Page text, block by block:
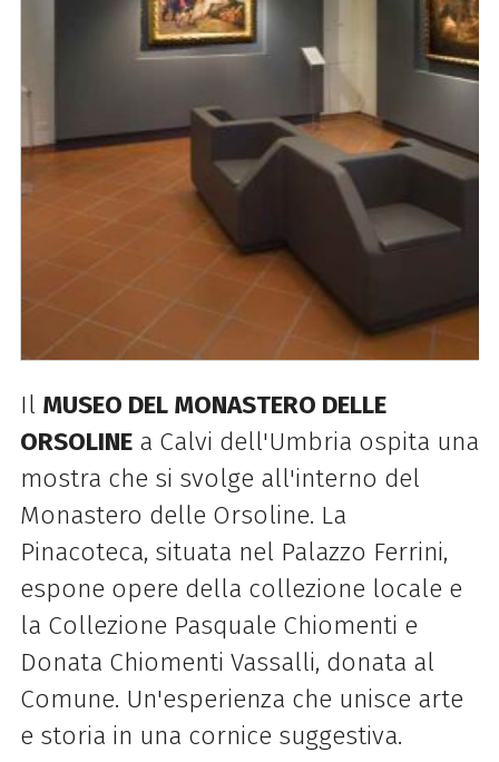
Il MUSEO DEL MONASTERO DELLE
ORSOLINEa Calvi dell'Umbria ospita una
mostra che si svolge all'interno del
Monastero delle Orsoline. La
Pinacoteca, situata nel Palazzo Ferrini,
espone opere della collezione locale e
la Collezione Pasquale Chiomenti e
Donata Chiomenti Vassalli, donata al
Comune. Un'esperienza che unisce arte
e storia in una cornice suggestiva.